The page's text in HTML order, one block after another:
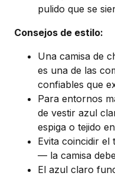
pulido que se
Consejos de estilo:
Una camisa de
es una de las
confiables que
Para entornos
de vestir azul
espiga o tejido
Evita coincidir el
— la camisa
El azul claro